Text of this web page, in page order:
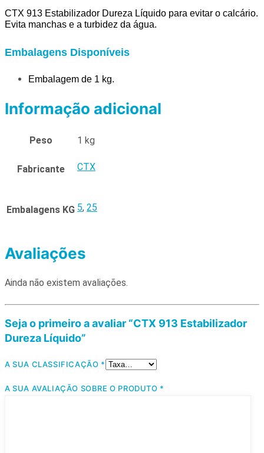
CTX 913 Estabilizador Dureza Líquido para evitar o calcário.
Evita manchas e a turbidez da água.
Embalagens Disponíveis
Embalagem de 1 kg.
Informação adicional
Peso 1 kg
Fabricante CTX
Embalagens KG 5, 25
Avaliações
Ainda não existem avaliações.
Seja o primeiro a avaliar “CTX 913 Estabilizador
Dureza Líquido”
A SUA CLASSIFICAÇÃO *
A SUA AVALIAÇÃO SOBRE O PRODUTO *